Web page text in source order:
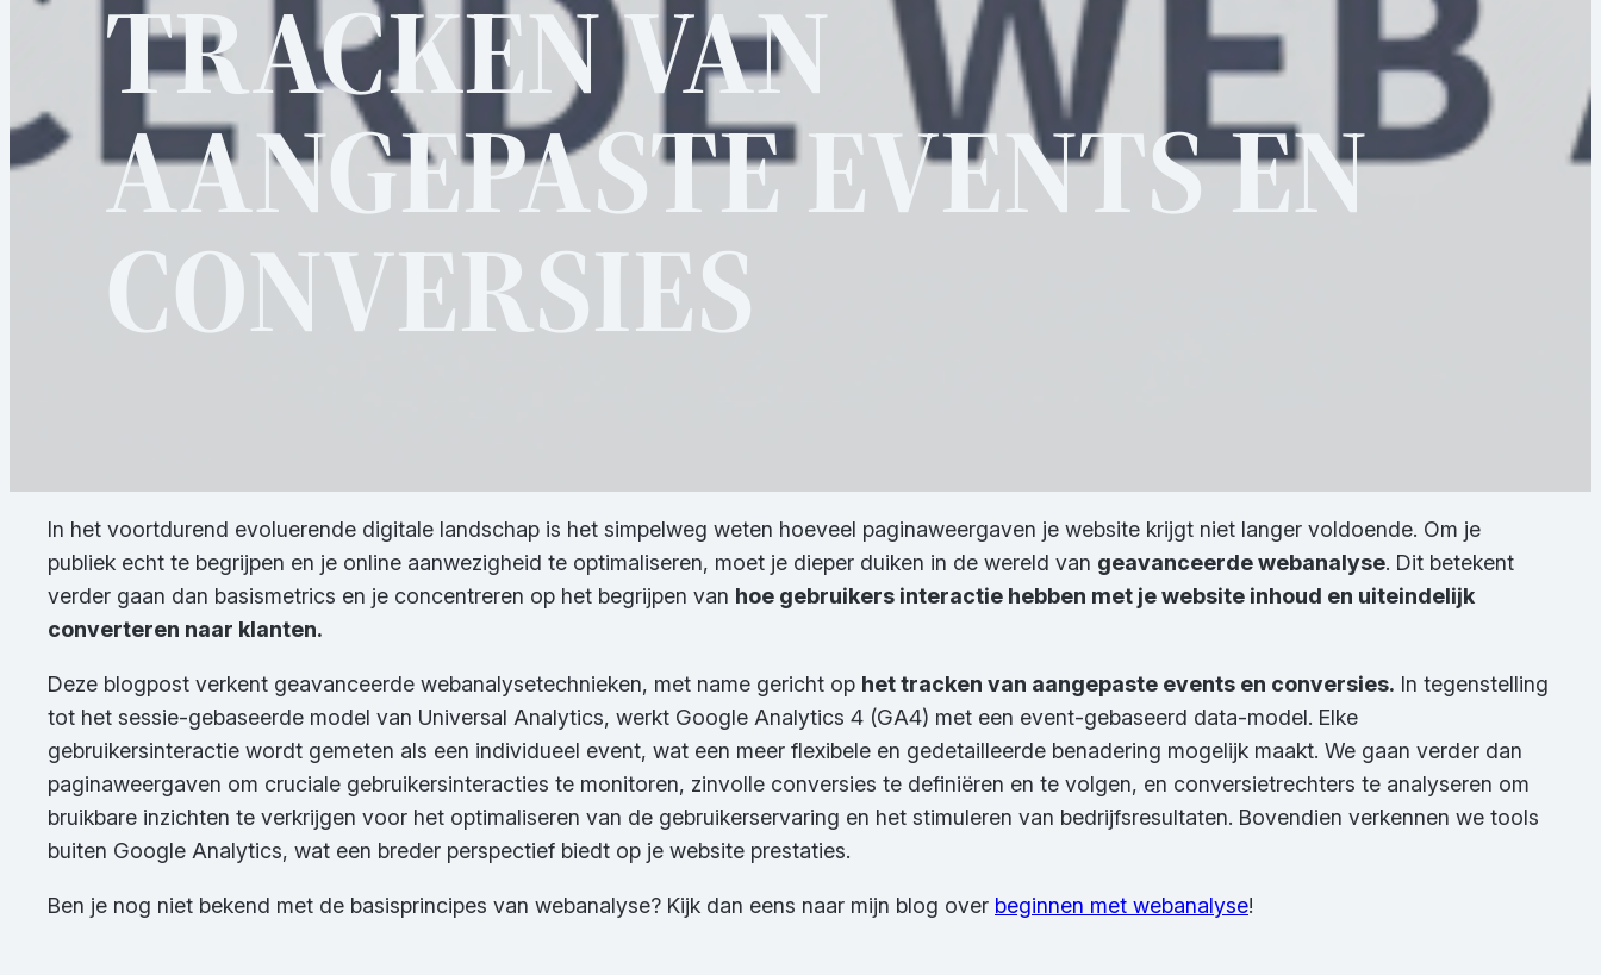
TRACKEN VAN
AANGEPASTE EVENTS EN
CONVERSIES
In het voortdurend evoluerende digitale landschap is het simpelweg weten hoeveel paginaweergaven je website krijgt niet langer voldoende. Om je
publiek echt te begrijpen en je online aanwezigheid te optimaliseren, moet je dieper duiken in de wereld van geavanceerde webanalyse. Dit betekent
verder gaan dan basismetrics en je concentreren op het begrijpen van hoe gebruikers interactie hebben met je website inhoud en uiteindelijk
converteren naar klanten.
Deze blogpost verkent geavanceerde webanalysetechnieken, met name gericht op het tracken van aangepaste events en conversies. In tegenstelling
tot het sessie-gebaseerde model van Universal Analytics, werkt Google Analytics 4 (GA4) met een event-gebaseerd data-model. Elke
gebruikersinteractie wordt gemeten als een individueel event, wat een meer flexibele en gedetailleerde benadering mogelijk maakt. We gaan verder dan
paginaweergaven om cruciale gebruikersinteracties te monitoren, zinvolle conversies te definiëren en te volgen, en conversietrechters te analyseren om
bruikbare inzichten te verkrijgen voor het optimaliseren van de gebruikerservaring en het stimuleren van bedrijfsresultaten. Bovendien verkennen we tools
buiten Google Analytics, wat een breder perspectief biedt op je website prestaties.
Ben je nog niet bekend met de basisprincipes van webanalyse? Kijk dan eens naar mijn blog over beginnen met webanalyse!